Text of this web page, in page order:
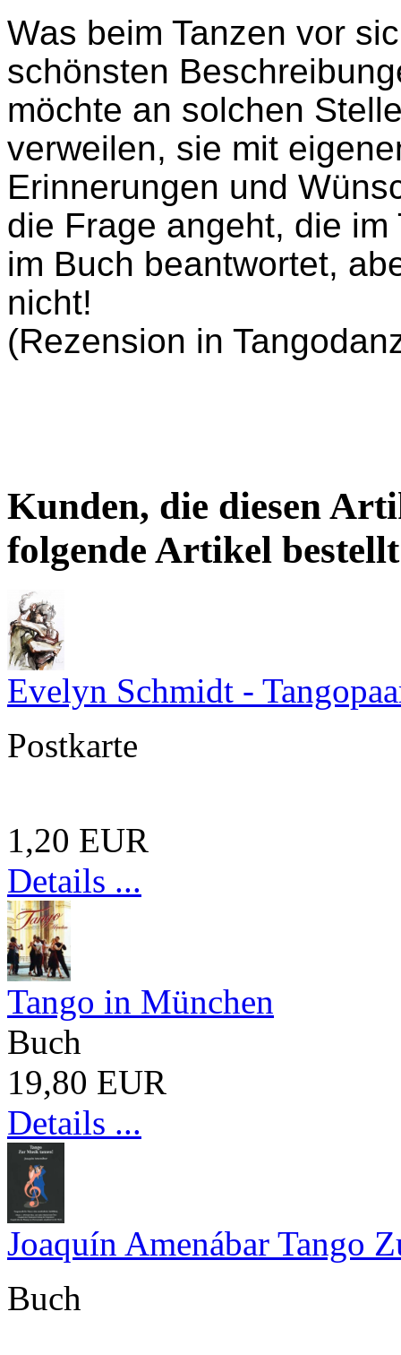
Was beim Tanzen vor
schönsten
möchte an solchen
verweilen, sie mit
Erinnerungen und
die Frage angeht, die
im Buch beantwortet,
nicht!
(Rezension in
Kunden, die diesen
folgende Artikel
Evelyn Schmidt -
Postkarte
1,20 EUR
Details ...
Tango in München
Buch
19,80 EUR
Details ...
Joaquín Amenábar Tango
Buch